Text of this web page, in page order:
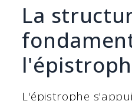
La
L'épistrophe